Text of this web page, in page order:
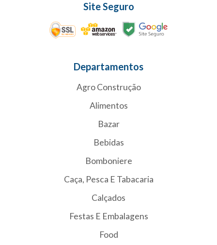
Site Seguro
Departamentos
Agro Construção
Alimentos
Bazar
Bebidas
Bomboniere
Caça, Pesca E Tabacaria
Calçados
Festas E Embalagens
Food